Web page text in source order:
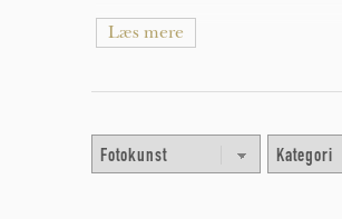
Kunstfotografering står i
snarere end den subjektive
Læs mere